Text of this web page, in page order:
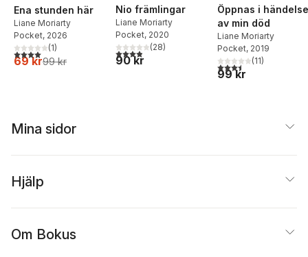
Ena stunden här
Liane Moriarty
Pocket, 2026
4,0utav 5 stjärnor. Totalt antal röster:
(1)
69 kr99 kr
Nio främlingar
Liane Moriarty
Pocket, 2020
3,9utav 5 stjärnor. Totalt antal röster:
(28)
90 kr
Öppnas i händelse
av min död
Liane Moriarty
Pocket, 2019
3,5utav 5 stjärnor.
(11)
99 kr
Mina sidor
Hjälp
Om Bokus